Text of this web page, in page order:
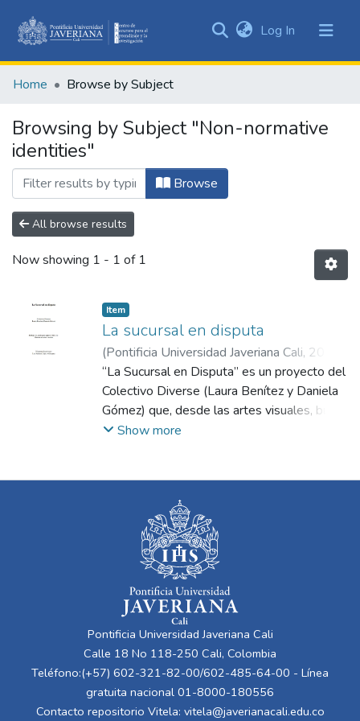
&
All of DSpace
Log In (current)
Home Browse by Subject
Browsing by Subject "Non-normative
identities"
Browse
All browse results
Now showing 1 - 1 of 1
Item
La sucursal en disputa
(Pontificia Universidad Javeriana Cali, 2021
Benítez, Laura; Gómez Ramírez, Daniela;
López Velásquez, Luz Adriana
“La Sucursal en Disputa” es un proyecto del
Colectivo Diverse (Laura Benítez y Daniela
Gómez) que, desde las artes visuales, busca
visibilizar y reflexionar sobre la diversidad
cultura queer de Nueva York— como
espacio artístico, educativo y seguro donde
se cuestionan los roles de género y se
promueve la inclusión. A partir de referentes
como Simone de Beauvoir, Judith Butler,
Guerrilla Girls y el documental Paris is
Burning, el proyecto propone romper con
los estereotipos binarios y crear comunidad
a través del arte, el performance, la moda y
el baile. El evento, realizado en Río Studio,
reunió participantes de distintas identidades
Show more
Pontificia Universidad Javeriana Cali
Calle 18 No 118-250 Cali, Colombia
Teléfono:(+57) 602-321-82-00/602-485-64-00 - Línea
gratuita nacional 01-8000-180556
Contacto repositorio Vitela: vitela@javerianacali.edu.co